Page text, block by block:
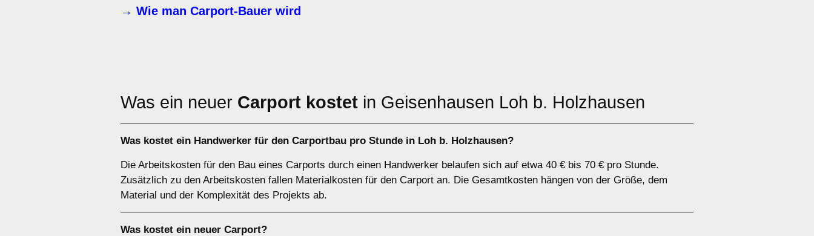
→ Wie man Carport-Bauer wird
Was ein neuer Carport kostet in Geisenhausen Loh b. Holzhausen
Was kostet ein Handwerker für den Carportbau pro Stunde in Loh b. Holzhausen?
Die Arbeitskosten für den Bau eines Carports durch einen Handwerker belaufen sich auf etwa 40 € bis 70 € pro Stunde.
Zusätzlich zu den Arbeitskosten fallen Materialkosten für den Carport an. Die Gesamtkosten hängen von der Größe, dem
Material und der Komplexität des Projekts ab.
Was kostet ein neuer Carport?